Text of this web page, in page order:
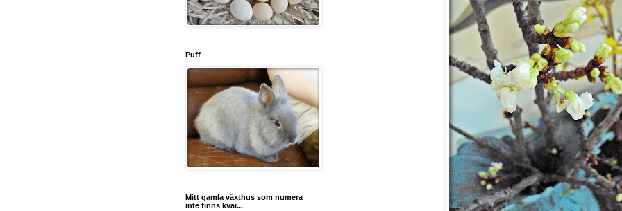
Puff
Mitt gamla växthus som numera
inte finns kvar...